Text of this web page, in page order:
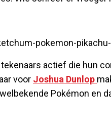
pokemon-pikachu-
actief die hun
voor Joshua Dunlop
Pokémon en